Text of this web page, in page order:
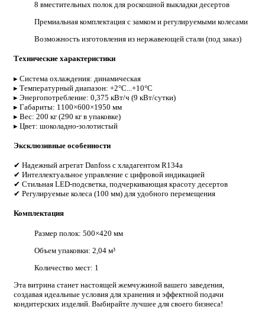
8 вместительных полок для роскошной выкладки десертов
Премиальная комплектация с замком и регулируемыми колесами
Возможность изготовления из нержавеющей стали (под заказ)
Технические характеристики
▸ Система охлаждения: динамическая
▸ Температурный диапазон: +2°C...+10°C
▸ Энергопотребление: 0,375 кВт/ч (9 кВт/сутки)
▸ Габариты: 1100×600×1950 мм
▸ Вес: 200 кг (290 кг в упаковке)
▸ Цвет: шоколадно-золотистый
Эксклюзивные особенности
✔ Надежный агрегат Danfoss с хладагентом R134a
✔ Интеллектуальное управление с цифровой индикацией
✔ Стильная LED-подсветка, подчеркивающая красоту десертов
✔ Регулируемые колеса (100 мм) для удобного перемещения
Комплектация
Размер полок: 500×420 мм
Объем упаковки: 2,04 м³
Количество мест: 1
Эта витрина станет настоящей жемчужиной вашего заведения,
создавая идеальные условия для хранения и эффектной подачи
кондитерских изделий. Выбирайте лучшее для своего бизнеса!